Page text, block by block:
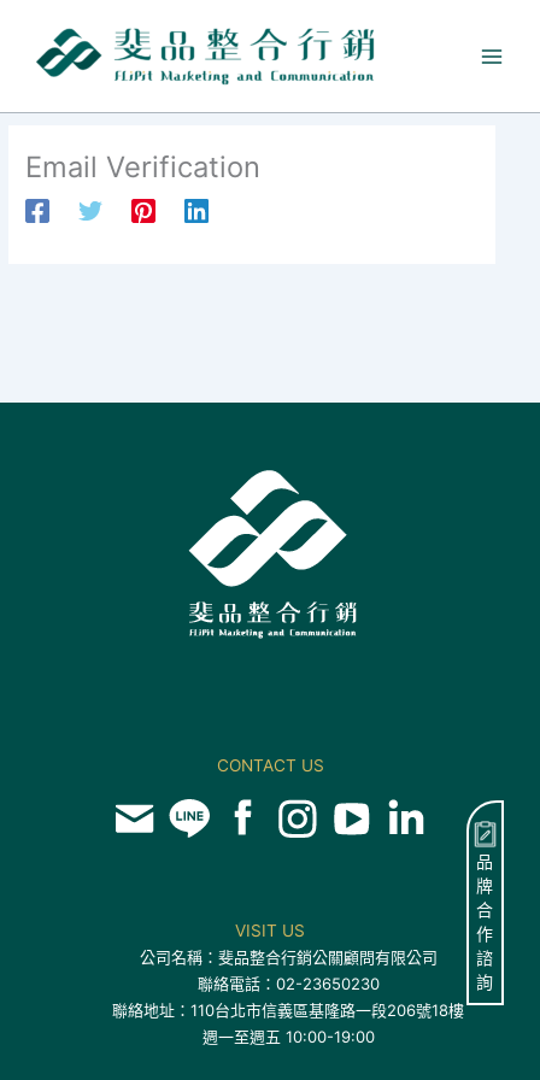
內
Email Verification
品
牌
合
作
諮
詢
CONTACT US
VISIT US
公司名稱：斐品整合行銷公關顧問有限公司
聯絡電話：02-23650230
聯絡地址：110台北市信義區基隆路一段206號18樓
週一至週五 10:00-19:00